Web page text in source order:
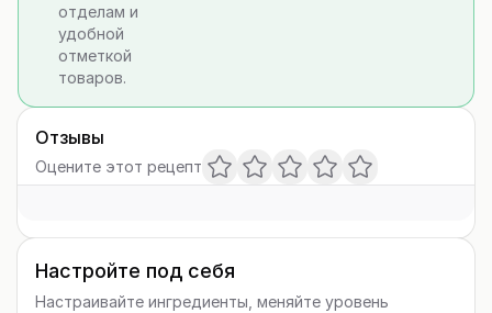
отделам и
удобной
отметкой
товаров.
Отзывы
Оцените этот рецепт
Настройте под себя
Настраивайте ингредиенты, меняйте уровень